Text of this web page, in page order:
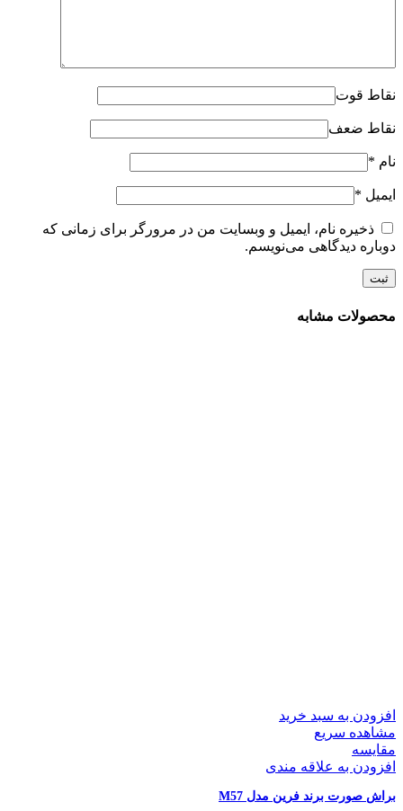
نقاط قوت
نقاط ضعف
نام *
ایمیل *
ذخیره نام، ایمیل و وبسایت من در مرورگر برای زمانی که
دوباره دیدگاهی می‌نویسم.
محصولات مشابه
افزودن به سبد خرید
مشاهده سریع
مقایسه
افزودن به علاقه مندی
براش صورت برند فرین مدل M57